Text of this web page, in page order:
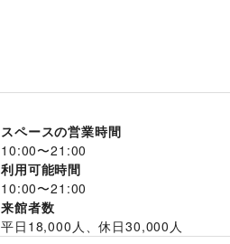
スペースの営業時間
10:00〜21:00
利用可能時間
10:00〜21:00
来館者数
平日 18,000 人、休日30,000 人